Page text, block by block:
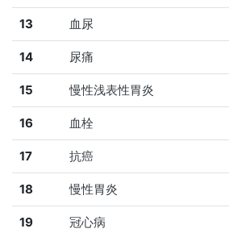
13 血尿
14 尿痛
15 慢性浅表性胃炎
16 血栓
17 抗癌
18 慢性胃炎
19 冠心病